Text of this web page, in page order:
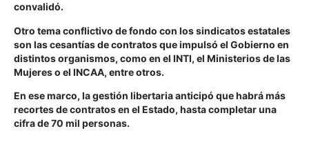
convalidó.
Otro tema conflictivo de fondo con los sindicatos estatales
son las cesantías de contratos que impulsó el Gobierno en
distintos organismos, como en el INTI, el Ministerios de las
Mujeres o el INCAA, entre otros.
En ese marco, la gestión libertaria anticipó que habrá más
recortes de contratos en el Estado, hasta completar una
cifra de 70 mil personas.